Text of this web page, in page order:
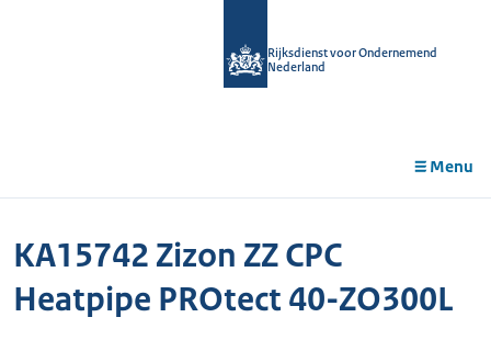
Rijksdienst voor Ondernemend
Nederland
Menu
KA15742 Zizon ZZ CPC
Heatpipe PROtect 40-ZO300L